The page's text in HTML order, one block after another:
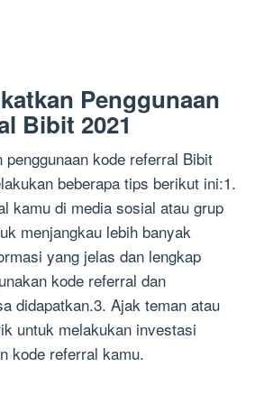
Penggunaan
Bibit 2021
kode referral Bibit
beberapa tips berikut ini:1.
kamu di media sosial atau grup
menjangkau lebih banyak
yang jelas dan lengkap
kode referral dan
didapatkan.3. Ajak teman atau
untuk melakukan investasi
kode referral kamu.